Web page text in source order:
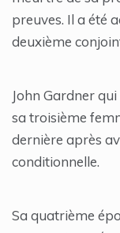
preuves. Il a été
deuxième
John Gardner
sa troisième
dernière après
conditionnelle.
Sa quatrième